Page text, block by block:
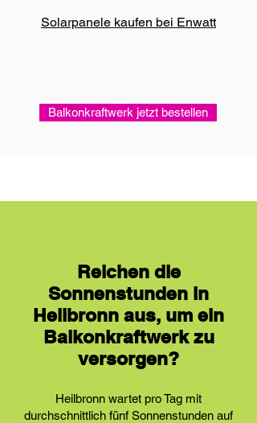
Solarpanele kaufen bei Enwatt
Balkonkraftwerk jetzt bestellen
Reichen die
Sonnenstunden in
Heilbronn aus, um ein
Balkonkraftwerk zu
versorgen?
Heilbronn wartet pro Tag mit
durchschnittlich fünf Sonnenstunden auf